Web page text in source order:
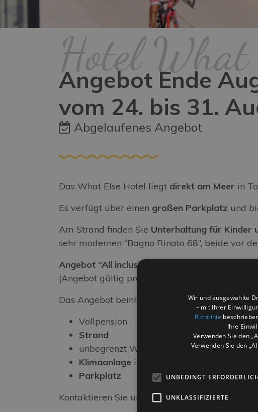
Hotel What
Angebot Ende
vom 24. bis 31.
Abgelaufenes Angebot
Das What Else Hotel liegt direkt am Meer in
Es verfügt über einen großen Parkplatz und
Am Strand finden Sie Unterhaltung für Kinder
sehr modernen “Bagno Rinato 68”, beide vor
Angebot “All inclusive” für nur 470,00 Euro pro
(Angebot gültig pro Person ab 2 Personen im
Das Angebot beinhaltet:
Vollpension
Strand
unbegrenzt Wasser zu den Mahlzeiten
Klimaanlage im Zimmer
Parkplatz
Kontaktieren Sie uns für ein individuelles
Wir und ausgewählte
– mit Ihrer
Richtlinie
Ihre
Verwenden Sie den
Verwenden Sie den
UNBEDINGT ERFORDERLICH
UNKLASSIFIZIERTE